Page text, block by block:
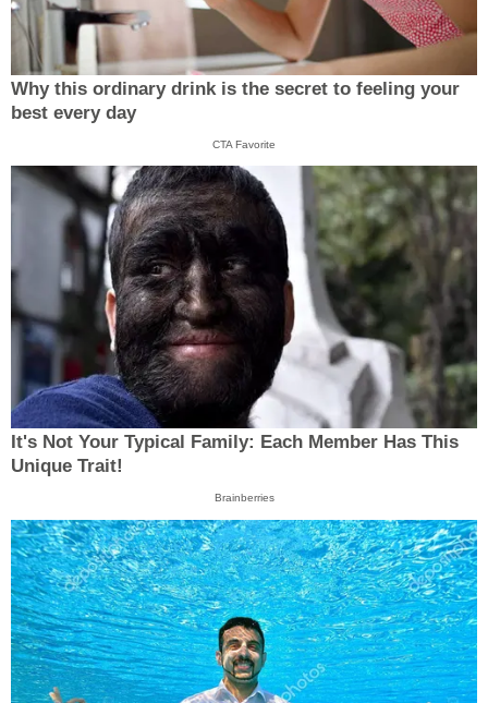
Why this ordinary drink is the secret to feeling your
best every day
CTA Favorite
It's Not Your Typical Family: Each Member Has This
Unique Trait!
Brainberries